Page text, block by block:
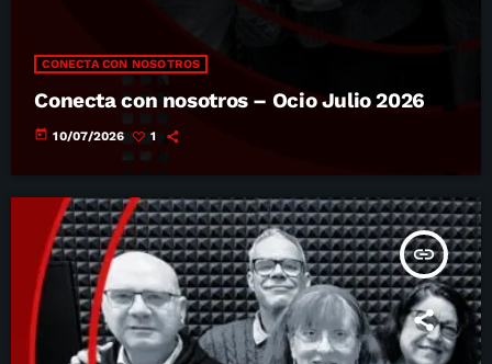
CONECTA CON NOSOTROS
Conecta con nosotros – Ocio Julio 2026
today 10/07/2026 1
insert_link